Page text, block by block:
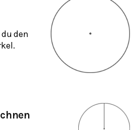
den